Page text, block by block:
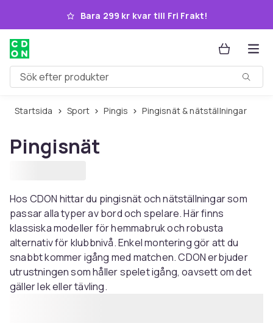
Hoppa till huvudinnehållet
Bara 299 kr kvar till Fri Frakt!
Sök efter produkter
Startsida Sport Pingis Pingisnät & nätställningar
Pingisnät
Hos CDON hittar du pingisnät och nätställningar som
passar alla typer av bord och spelare. Här finns
klassiska modeller för hemmabruk och robusta
alternativ för klubbnivå. Enkel montering gör att du
snabbt kommer igång med matchen. CDON erbjuder
utrustningen som håller spelet igång, oavsett om det
gäller lek eller tävling.